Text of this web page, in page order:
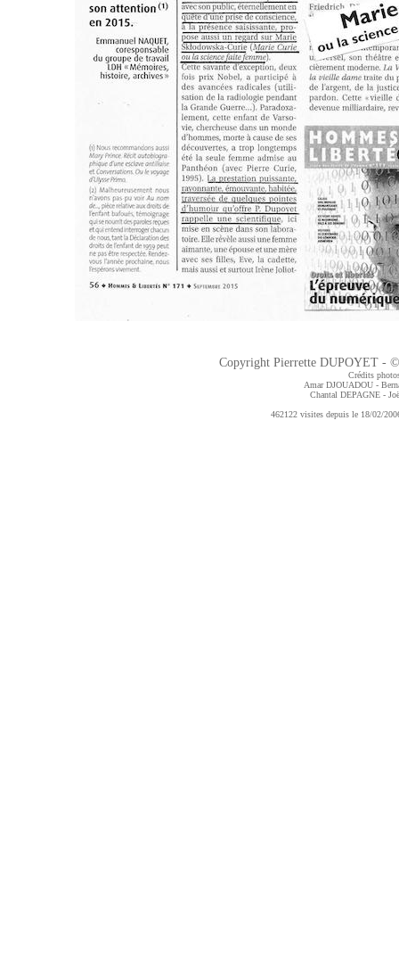
Copyright Pierrette DUPOYET -
Crédits
Amar DJOUADOU -
Chantal DEPAGNE -
462122 visites depuis le 18/02/